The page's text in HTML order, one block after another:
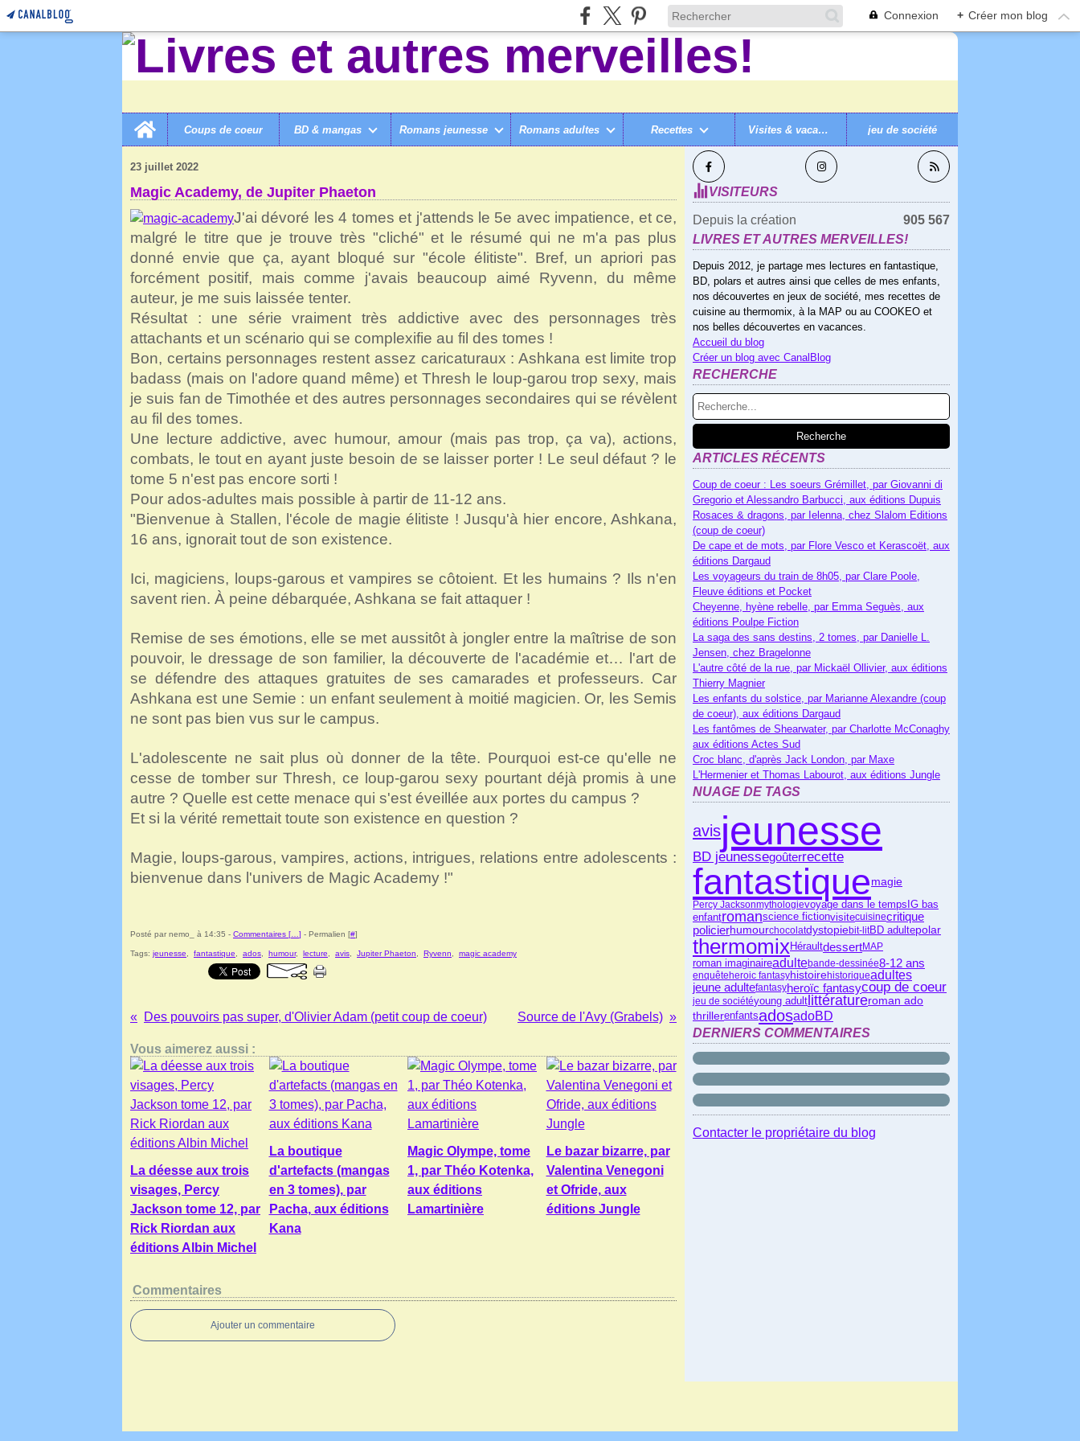
Connexion + Créer mon blog
Home
Coups de coeur
BD & mangas Romans jeunesse Romans adultes Recettes Visites & vacances jeu de société
LIVRES ET AUTRES MERVEILLES! > 3B ROMANS COLLÈGE ET + > MAGIC ACADEMY, DE JUPITER PHAETON
23 juillet 2022
Magic Academy, de Jupiter Phaeton
J'ai dévoré les 4 tomes et j'attends le 5e avec impatience, et ce,
malgré le titre que je trouve très "cliché" et le résumé qui ne m'a pas plus
donné envie que ça, ayant bloqué sur "école élitiste". Bref, un apriori pas
forcément positif, mais comme j'avais beaucoup aimé Ryvenn, du même
auteur, je me suis laissée tenter.
Résultat : une série vraiment très addictive avec des personnages très
attachants et un scénario qui se complexifie au fil des tomes !
Bon, certains personnages restent assez caricaturaux : Ashkana est limite trop
badass (mais on l'adore quand même) et Thresh le loup-garou trop sexy, mais
je suis fan de Timothée et des autres personnages secondaires qui se révèlent
au fil des tomes.
Une lecture addictive, avec humour, amour (mais pas trop, ça va), actions,
combats, le tout en ayant juste besoin de se laisser porter ! Le seul défaut ? le
tome 5 n'est pas encore sorti !
Pour ados-adultes mais possible à partir de 11-12 ans.
"Bienvenue à Stallen, l'école de magie élitiste ! Jusqu'à hier encore, Ashkana,
16 ans, ignorait tout de son existence.
Ici, magiciens, loups-garous et vampires se côtoient. Et les humains ? Ils n'en
savent rien. À peine débarquée, Ashkana se fait attaquer !
Remise de ses émotions, elle se met aussitôt à jongler entre la maîtrise de son
pouvoir, le dressage de son familier, la découverte de l'académie et… l'art de
se défendre des attaques gratuites de ses camarades et professeurs. Car
Ashkana est une Semie : un enfant seulement à moitié magicien. Or, les Semis
ne sont pas bien vus sur le campus.
L'adolescente ne sait plus où donner de la tête. Pourquoi est-ce qu'elle ne
cesse de tomber sur Thresh, ce loup-garou sexy pourtant déjà promis à une
autre ? Quelle est cette menace qui s'est éveillée aux portes du campus ?
Et si la vérité remettait toute son existence en question ?
Magie, loups-garous, vampires, actions, intrigues, relations entre adolescents :
bienvenue dans l'univers de Magic Academy !"
Posté par nemo_ à 14:35 - Commentaires [ ] - Permalien [#]
Tags: jeunesse fantastique ados humour, lecture avis Jupiter Phaeton Ryvenn magic academy
Des pouvoirs pas super, d'Olivier Adam (petit coup de coeur) Source de l'Avy (Grabels)
Vous aimerez aussi :
La déesse aux trois
visages, Percy
Jackson tome 12, par
Rick Riordan aux
éditions Albin Michel
La boutique
d'artefacts (mangas
en 3 tomes), par
Pacha, aux éditions
Kana
Magic Olympe, tome
1, par Théo Kotenka,
aux éditions
Lamartinière
Le bazar bizarre, par
Valentina Venegoni
et Ofride, aux
éditions Jungle
Commentaires
Ajouter un commentaire
SUIVEZ-MOI
VISITEURS
Depuis la création
905 567
LIVRES ET AUTRES MERVEILLES!
Depuis 2012, je partage mes lectures en fantastique,
BD, polars et autres ainsi que celles de mes enfants,
nos découvertes en jeux de société, mes recettes de
cuisine au thermomix, à la MAP ou au COOKEO et
nos belles découvertes en vacances.
Accueil du blog
Créer un blog avec CanalBlog
RECHERCHE
ARTICLES RÉCENTS
Coup de coeur : Les soeurs Grémillet, par Giovanni di
Gregorio et Alessandro Barbucci, aux éditions Dupuis
Rosaces & dragons, par Ielenna, chez Slalom Editions
(coup de coeur)
De cape et de mots, par Flore Vesco et Kerascoët, aux
éditions Dargaud
Les voyageurs du train de 8h05, par Clare Poole,
Fleuve éditions et Pocket
Cheyenne, hyène rebelle, par Emma Seguès, aux
éditions Poulpe Fiction
La saga des sans destins, 2 tomes, par Danielle L.
Jensen, chez Bragelonne
L'autre côté de la rue, par Mickaël Ollivier, aux éditions
Thierry Magnier
Les enfants du solstice, par Marianne Alexandre (coup
de coeur), aux éditions Dargaud
Les fantômes de Shearwater, par Charlotte McConaghy
aux éditions Actes Sud
Croc blanc, d'après Jack London, par Maxe
L'Hermenier et Thomas Labourot, aux éditions Jungle
NUAGE DE TAGS
avisjeunesse
BD jeunessegoûterrecette
fantastique magie
Percy Jacksonmythologievoyage dans le temps IG bas
enfantromanscience fictionvisitecuisinecritique
policierhumourchocolatdystopiebit-litBD adultepolar
thermomixHéraultdessertMAP
roman imaginaireadultebande-dessinée8-12 ans
enquêteheroic fantasyhistoirehistoriqueadultes
jeune adultefantasyheroïc fantasycoup de coeur
jeu de sociétéyoung adult littératureroman ado
thrillerenfantsadosadoBD
DERNIERS COMMENTAIRES
Contacter le propriétaire du blog